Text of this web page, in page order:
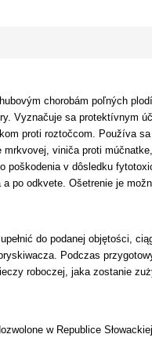
chorobám poľných
Vyznačuje sa protektívnym
proti roztočcom. Používa
viniča proti
v dôsledku
po odkvete. Ošetrenie je
do podanej objętości,
Podczas
roboczej, jaka zostanie
w Republice